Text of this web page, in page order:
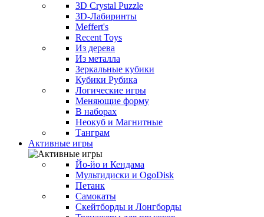
3D Crystal Puzzle
3D-Лабиринты
Meffert's
Recent Toys
Из дерева
Из металла
Зеркальные кубики
Кубики Рубика
Логические игры
Меняющие форму
В наборах
Неокуб и Магнитные
Танграм
Активные игры
Йо-йо и Кендама
Мультидиски и OgoDisk
Петанк
Самокаты
Скейтборды и Лонгборды